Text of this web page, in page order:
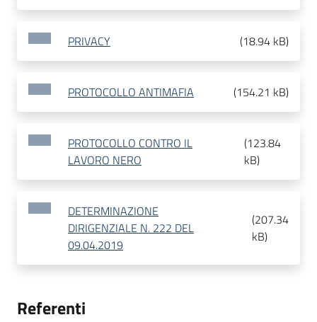
PRIVACY (18.94 kB)
PROTOCOLLO ANTIMAFIA (154.21 kB)
PROTOCOLLO CONTRO IL
LAVORO NERO
(123.84
kB)
DETERMINAZIONE
DIRIGENZIALE N. 222 DEL
09.04.2019
(207.34
kB)
Referenti